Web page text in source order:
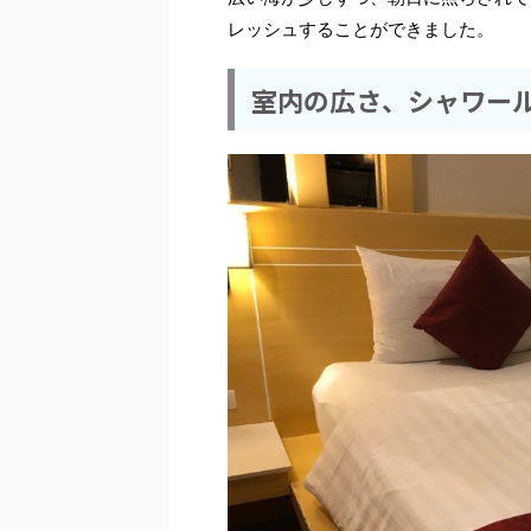
レッシュすることができました。
室内の広さ、シャワー